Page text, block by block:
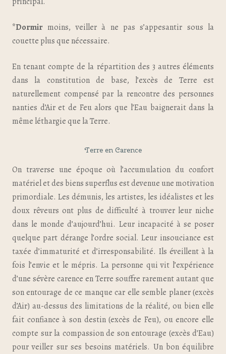
*Dormir moins, veiller à ne pas s’appesantir sous la
couette plus que nécessaire.
En tenant compte de la répartition des 3 autres éléments
dans la constitution de base, l’excès de Terre est
naturellement compensé par la rencontre des personnes
nanties d’Air et de Feu alors que l’Eau baignerait dans la
même léthargie que la Terre.
Terre en Carence
On traverse une époque où l’accumulation du confort
matériel et des biens superflus est devenue une motivation
primordiale. Les démunis, les artistes, les idéalistes et les
doux rêveurs ont plus de difficulté à trouver leur niche
dans le monde d’aujourd’hui. Leur incapacité à se poser
quelque part dérange l’ordre social. Leur insouciance est
taxée d’immaturité et d’irresponsabilité. Ils éveillent à la
fois l’envie et le mépris. La personne qui vit l’expérience
d’une sévère carence en Terre souffre rarement autant que
son entourage de ce manque car elle semble planer (excès
d’Air) au-dessus des limitations de la réalité, ou bien elle
fait confiance à son destin (excès de Feu), ou encore elle
compte sur la compassion de son entourage (excès d’Eau)
pour veiller sur ses besoins matériels. Un bon équilibre